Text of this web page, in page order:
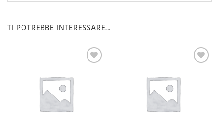
TI POTREBBE INTERESSARE…